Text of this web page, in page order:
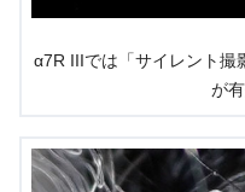
α7R IIIでは「サイレント撮
が